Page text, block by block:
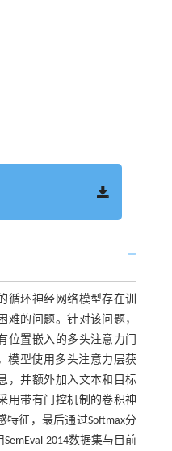
循环神经网络模型存在训
难的问题。针对该问题，
位置嵌入的多头注意力门
模型使用多头注意力层获
，并额外加入文本和目标
用带有门控机制的卷积神
征，最后通过Softmax分
2014数据集与目前